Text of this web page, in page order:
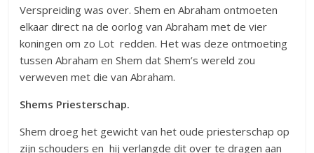
Verspreiding was over. Shem en Abraham ontmoeten
elkaar direct na de oorlog van Abraham met de vier
koningen om zo Lot redden. Het was deze ontmoeting
tussen Abraham en Shem dat Shem’s wereld zou
verweven met die van Abraham.
Shems Priesterschap.
Shem droeg het gewicht van het oude priesterschap op
zijn schouders en hij verlangde dit over te dragen aan